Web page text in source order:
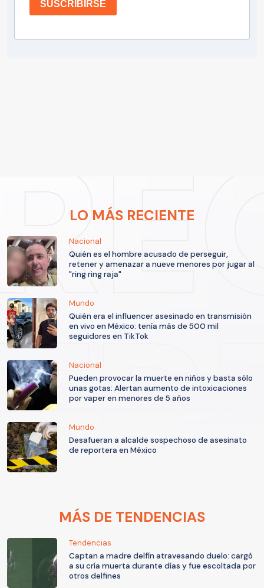
SUSCRIBIRSE
LO MÁS RECIENTE
Nacional
Quién es el hombre acusado de perseguir,
retener y amenazar a nueve menores por jugar al
"ring ring raja"
Mundo
Quién era el influencer asesinado en transmisión
en vivo en México: tenía más de 500 mil
seguidores en TikTok
Nacional
Pueden provocar la muerte en niños y basta sólo
unas gotas: Alertan aumento de intoxicaciones
por vaper en menores de 5 años
Mundo
Desafueran a alcalde sospechoso de asesinato
de reportera en México
MÁS DE TENDENCIAS
Tendencias
Captan a madre delfín atravesando duelo: cargó
a su cría muerta durante días y fue escoltada por
otros delfines